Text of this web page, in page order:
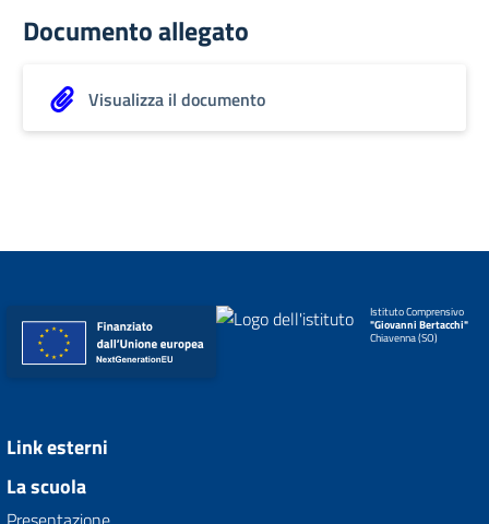
Documento allegato
Visualizza il documento
Istituto Comprensivo
"Giovanni Bertacchi"
Chiavenna (SO)
Link esterni
La scuola